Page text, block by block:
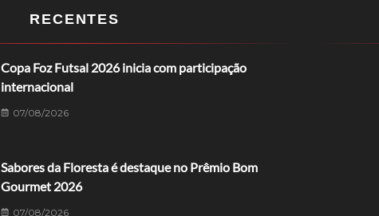
RECENTES
Copa Foz Futsal 2026 inicia com participação
internacional
07/08/2026
Sabores da Floresta é destaque no Prêmio Bom
Gourmet 2026
07/08/2026